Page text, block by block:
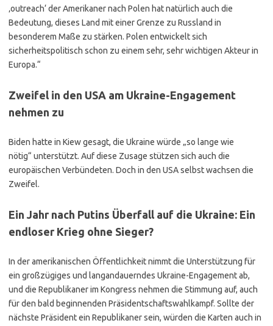
‚outreach‘ der Amerikaner nach Polen hat natürlich auch die
Bedeutung, dieses Land mit einer Grenze zu Russland in
besonderem Maße zu stärken. Polen entwickelt sich
sicherheitspolitisch schon zu einem sehr, sehr wichtigen Akteur in
Europa.“
Zweifel in den USA am Ukraine-Engagement
nehmen zu
Biden hatte in Kiew gesagt, die Ukraine würde „so lange wie
nötig“ unterstützt. Auf diese Zusage stützen sich auch die
europäischen Verbündeten. Doch in den USA selbst wachsen die
Zweifel.
Ein Jahr nach Putins Überfall auf die Ukraine: Ein
endloser Krieg ohne Sieger?
In der amerikanischen Öffentlichkeit nimmt die Unterstützung für
ein großzügiges und langandauerndes Ukraine-Engagement ab,
und die Republikaner im Kongress nehmen die Stimmung auf, auch
für den bald beginnenden Präsidentschaftswahlkampf. Sollte der
nächste Präsident ein Republikaner sein, würden die Karten auch in